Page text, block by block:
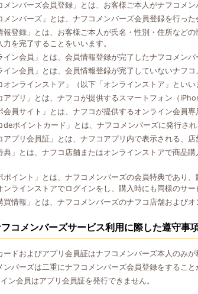
メンバーズ会員登録」とは、お客様ご本人がナフコメ
メンバーズ」とは、ナフコメンバーズ会員登録を行っ
報登録」とは、お客様ご本人が氏名・性別・住所など
力を完了することをいいます。
イン会員」とは、会員情報登録が完了したナフコメンバ
イン会員」とは、会員情報登録が完了していないナフコ
オンラインストア」（以下「オンラインストア」とい
アプリ」とは、ナフコが提供するスマートフォン（
会員サイト」とは、ナフコが提供するオンライン会員専
deポイントカード」とは、ナフコメンバーズに発行さ
アプリ会員証」とは、ナフコアプリ内で表示される、
典」とは、ナフコ店舗またはオンラインストアで商品
ポイント」とは、ナフコメンバーズの会員特典であり
ンラインストアでログインをし、購入時にも同様のサー
買情報」とは、ナフコメンバーズのナフコ店舗および
コメンバーズサービス利用に際した遵守事
ードおよびアプリ会員証はナフコメンバーズ本人のみ
ンバーズは二重にナフコメンバーズ会員登録をすること
ン会員はアプリ会員証を発行できません。